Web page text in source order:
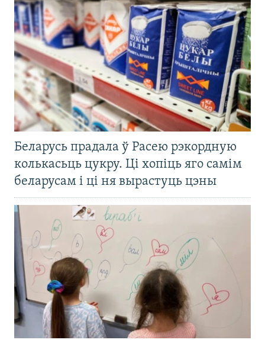
Беларусь прадала ў Расею рэкордную
колькасьць цукру. Ці хопіць яго самім
беларусам і ці ня вырастуць цэны